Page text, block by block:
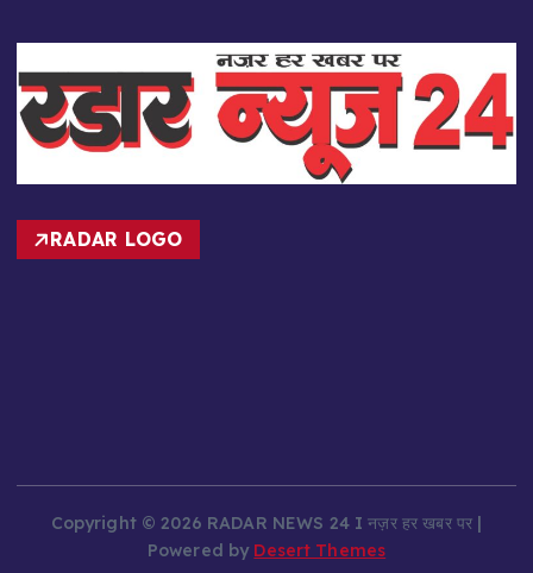
RADAR LOGO
Copyright © 2026 RADAR NEWS 24 I नज़र हर खबर पर |
Powered byDesert Themes